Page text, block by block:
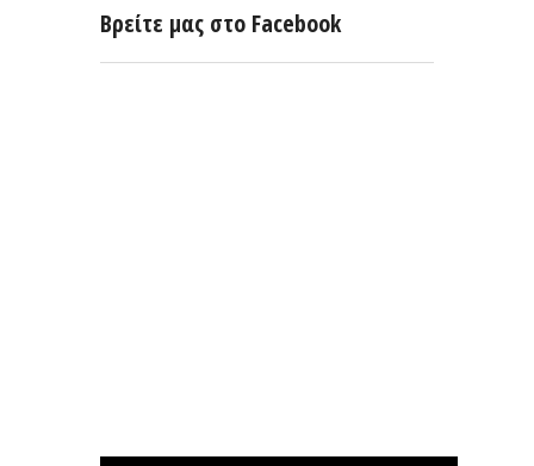
Βρείτε μας στο Facebook